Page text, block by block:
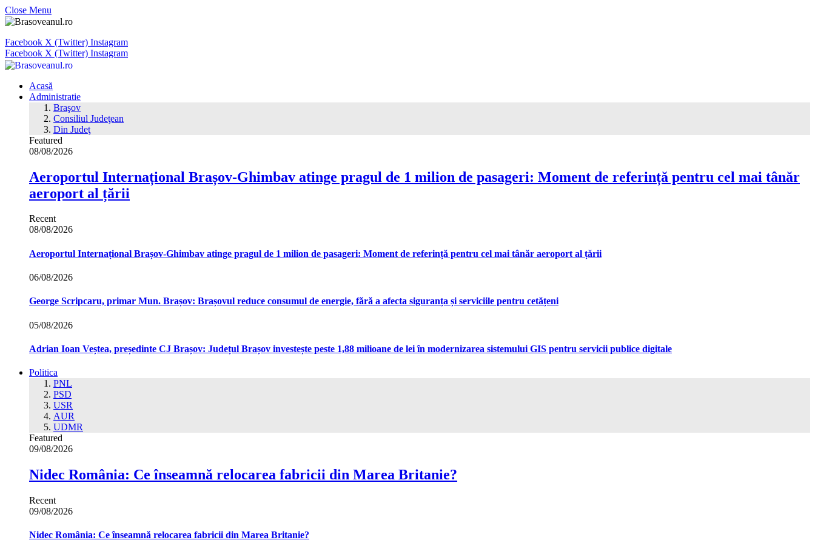
Close Menu
Facebook X (Twitter) Instagram
Facebook X (Twitter) Instagram
Acasă
Administratie
Braşov
Consiliul Judeţean
Din Judeţ
Featured
08/08/2026
Aeroportul Internațional Brașov‑Ghimbav atinge pragul de 1 milion de pasageri: Moment de referință pentru cel mai tânăr
aeroport al țării
Recent
08/08/2026
Aeroportul Internațional Brașov‑Ghimbav atinge pragul de 1 milion de pasageri: Moment de referință pentru cel mai tânăr aeroport al țării
06/08/2026
George Scripcaru, primar Mun. Brașov: Brașovul reduce consumul de energie, fără a afecta siguranța și serviciile pentru cetățeni
05/08/2026
Adrian Ioan Veștea, președinte CJ Brașov: Județul Brașov investește peste 1,88 milioane de lei în modernizarea sistemului GIS pentru servicii publice digitale
Politica
PNL
PSD
USR
AUR
UDMR
Featured
09/08/2026
Nidec România: Ce înseamnă relocarea fabricii din Marea Britanie?
Recent
09/08/2026
Nidec România: Ce înseamnă relocarea fabricii din Marea Britanie?